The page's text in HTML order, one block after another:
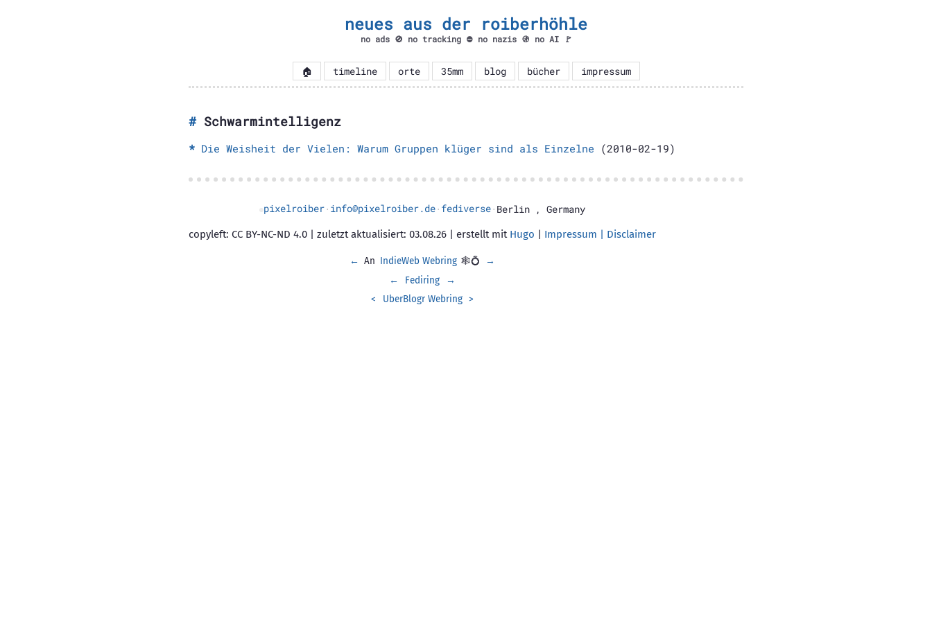
neues aus der roiberhöhle
no ads 🚫 no tracking ⛔ no nazis 🚯 no AI 🚩
🏠 timeline orte 35mm blog bücher impressum
Schwarmintelligenz
Die Weisheit der Vielen: Warum Gruppen klüger sind als Einzelne (2010-02-19)
pixelroiber· info@pixelroiber.de· fediverse· Berlin , Germany
copyleft: CC BY-NC-ND 4.0 | zuletzt aktualisiert: 03.08.26 | erstellt mit Hugo | Impressum | Disclaimer
← An IndieWeb Webring 🕸💍
→
←
Fediring
→
<
UberBlogr Webring >